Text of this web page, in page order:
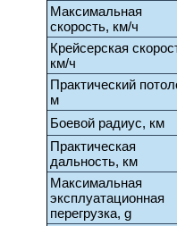
Максимальная
скорость, км/ч
Крейсерская
км/ч
Практический
м
Боевой радиус, км
Практическая
дальность, км
Максимальная
эксплуатационная
перегрузка, g